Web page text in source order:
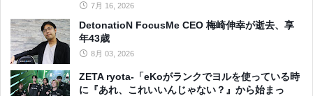
7月 16, 2026
DetonatioN FocusMe CEO 梅崎伸幸が逝去、享
年43歳
8月 03, 2026
ZETA ryota-「eKoがランクでヨルを使っている時
に『あれ、これいいんじゃない？』から始まっ